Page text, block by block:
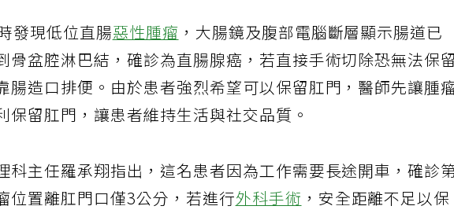
發現低位直腸惡性腫瘤 ，大腸鏡及腹部電腦斷層顯示腸道已
骨盆腔淋巴結，確診為直腸腺癌，若直接手術切除恐無法保留
腸造口排便。由於患者強烈希望可以保留肛門，醫師先讓腫瘤
保留肛門，讓患者維持生活與社交品質。
科主任羅承翔指出，這名患者因為工作需要長途開車，確診第
位置離肛門口僅3公分，若進行外科手術 ，安全距離不足以保